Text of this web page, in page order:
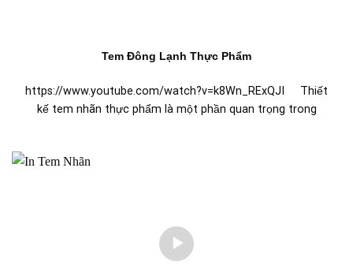
Tem Đông Lạnh Thực Phẩm
https://www.youtube.com/watch?v=k8Wn_RExQJI Thiết
kế tem nhãn thực phẩm là một phần quan trọng trong